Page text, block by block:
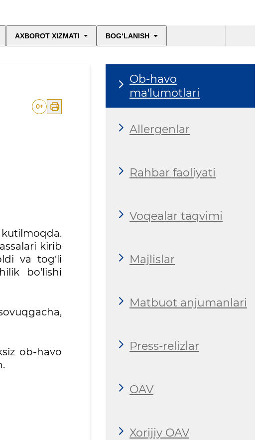
AXBOROT XIZMATI BOG‘LANISH
0+
kirib
va tog‘li
bo‘lishi
ob-havo
Ob-havo
ma'lumotlari
Allergenlar
Rahbar faoliyati
Voqealar taqvimi
Majlislar
Matbuot anjumanlari
Press-relizlar
OAV
Xorijiy OAV